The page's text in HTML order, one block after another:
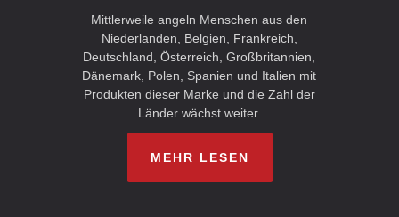
Mittlerweile angeln Menschen aus den
Niederlanden, Belgien, Frankreich,
Deutschland, Österreich, Großbritannien,
Dänemark, Polen, Spanien und Italien mit
Produkten dieser Marke und die Zahl der
Länder wächst weiter.
MEHR LESEN